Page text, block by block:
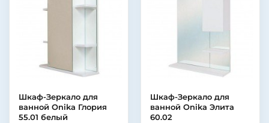
Шкаф-Зеркало для
ванной Onika Глория
55.01 белый
Шкаф-Зеркало для
ванной Onika Элита
60.02